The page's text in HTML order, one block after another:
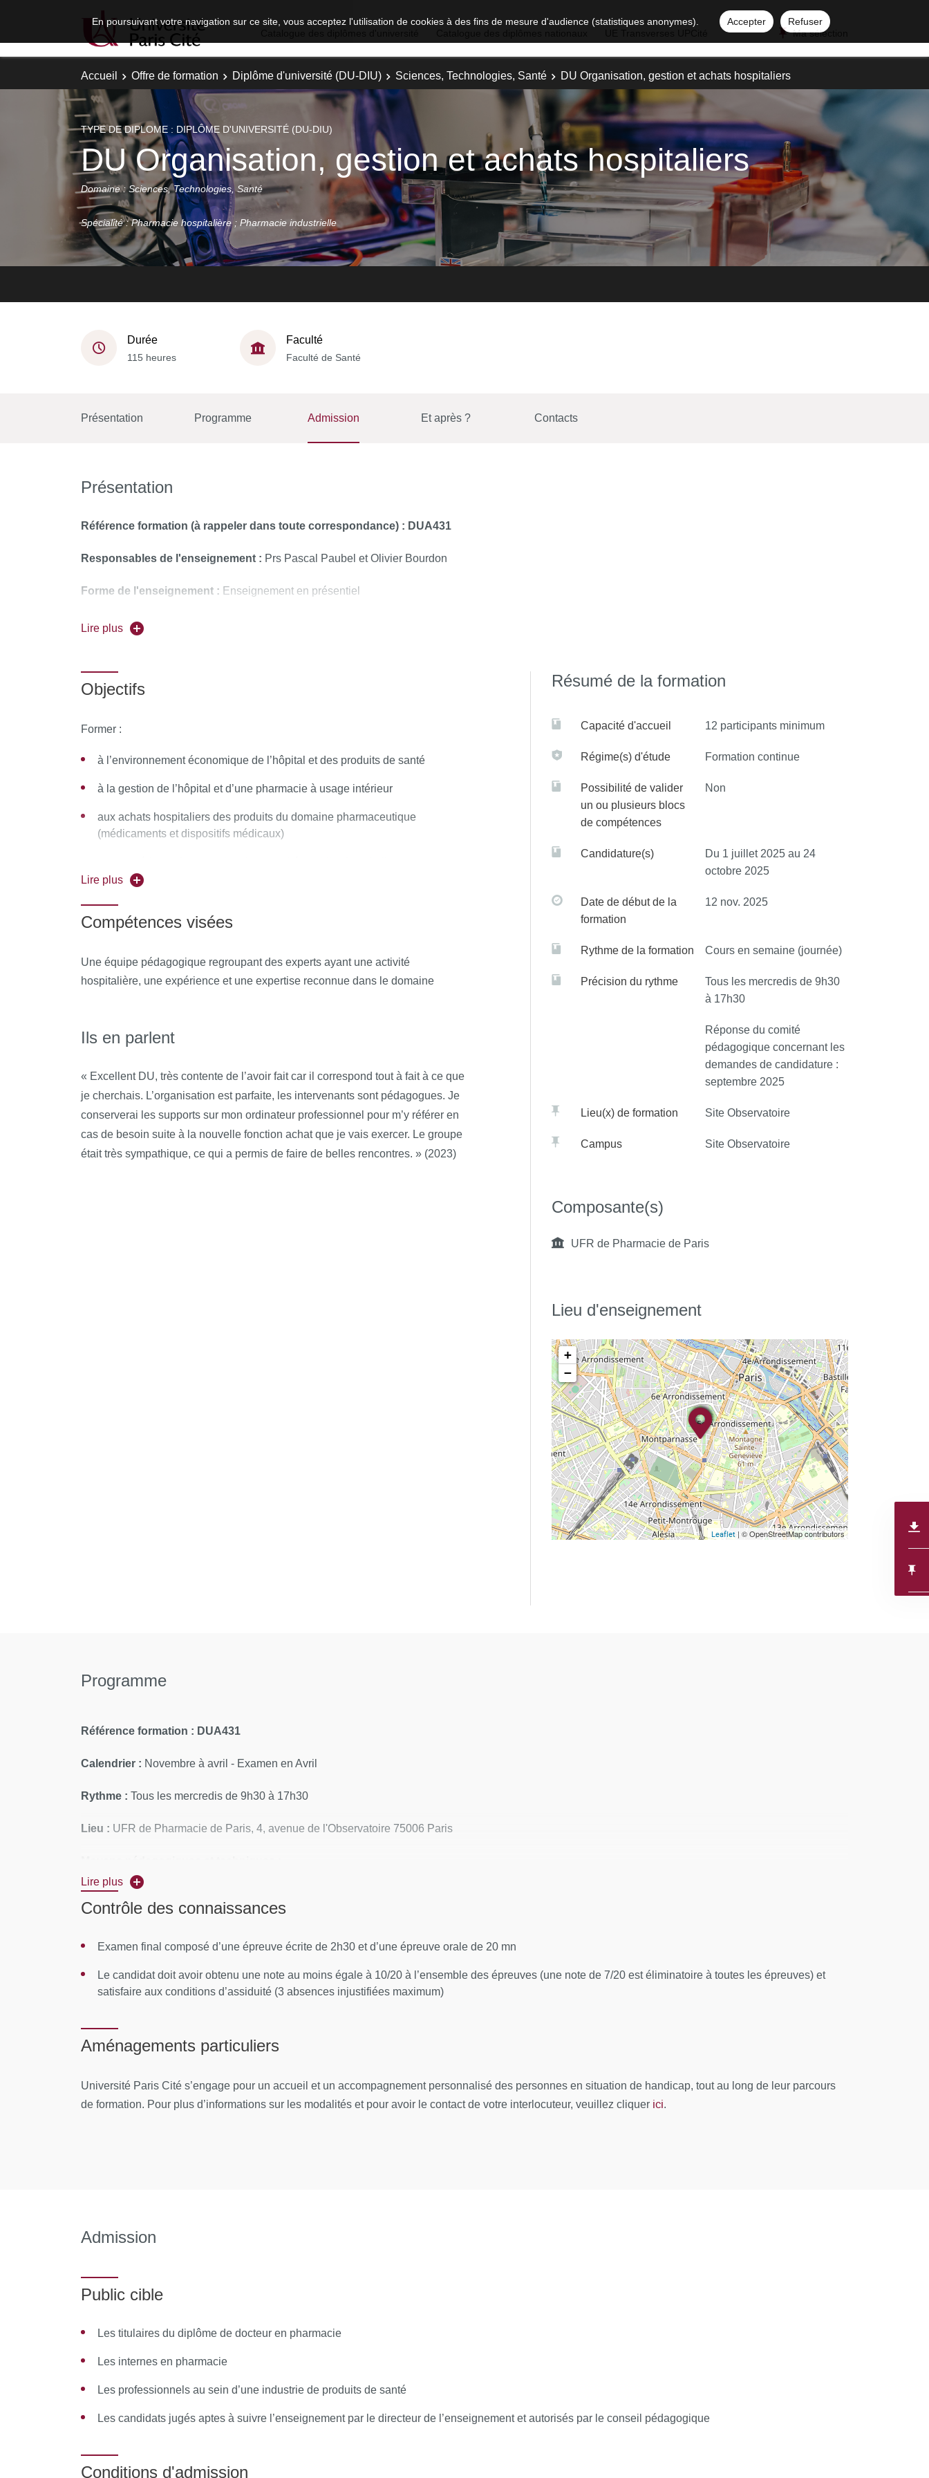
En poursuivant votre navigation sur ce site, vous acceptez l'utilisation de cookies à des fins de mesure d'audience (statistiques anonymes). Accepter
Refuser
Ma sélection
Accueil Offre de formation Diplôme d'université (DU-DIU) Sciences, Technologies, Santé DU Organisation, gestion et achats hospitaliers
TYPE DE DIPLOME : DIPLÔME D'UNIVERSITÉ (DU-DIU)
DU Organisation, gestion et achats hospitaliers
Domaine : Sciences, Technologies, Santé
Spécialité : Pharmacie hospitalière ; Pharmacie industrielle
Durée
115 heures
Faculté
Faculté de Santé
Présentation Programme Admission Et après ? Contacts
Présentation
Référence formation (à rappeler dans toute correspondance) : DUA431
Responsables de l'enseignement : Prs Pascal Paubel et Olivier Bourdon
Forme de l'enseignement : Enseignement en présentiel
Pour vous inscrire, déposez votre candidature sur C@nditOnLine
Lire plus
Objectifs
Former :
à l’environnement économique de l’hôpital et des produits de santé
à la gestion de l’hôpital et d’une pharmacie à usage intérieur
aux achats hospitaliers des produits du domaine pharmaceutique
(médicaments et dispositifs médicaux)
Lire plus
Compétences visées
Une équipe pédagogique regroupant des experts ayant une activité
hospitalière, une expérience et une expertise reconnue dans le domaine
Ils en parlent
« Excellent DU, très contente de l’avoir fait car il correspond tout à fait à ce que
je cherchais. L’organisation est parfaite, les intervenants sont pédagogues. Je
conserverai les supports sur mon ordinateur professionnel pour m’y référer en
cas de besoin suite à la nouvelle fonction achat que je vais exercer. Le groupe
était très sympathique, ce qui a permis de faire de belles rencontres. » (2023)
Résumé de la formation
Capacité d'accueil 12 participants minimum
Régime(s) d'étude Formation continue
Possibilité de valider
un ou plusieurs blocs
de compétences
Non
Candidature(s)
Du 1 juillet 2025 au 24
octobre 2025
Date de début de la
formation
12 nov. 2025
Rythme de la formation Cours en semaine (journée)
Précision du rythme
Tous les mercredis de 9h30
à 17h30
Réponse du comité
pédagogique concernant les
demandes de candidature :
septembre 2025
Lieu(x) de formation Site Observatoire
Campus Site Observatoire
Composante(s)
UFR de Pharmacie de Paris
Lieu d'enseignement
+
−
Leaflet | © OpenStreetMap contributors
Programme
Référence formation : DUA431
Calendrier : Novembre à avril - Examen en Avril
Rythme : Tous les mercredis de 9h30 à 17h30
Lieu : UFR de Pharmacie de Paris, 4, avenue de l'Observatoire 75006 Paris
Equipe pédagogiques :
Dahan - V. Fajolle (CAHPP) - J. Pieuchard (APHP) - P. Lesteven - H. Lemasson (BMS) - C. Borel (OMEDIT IDF) - B. Salaun (MEDCONSULT) - C. Broissand
PROGRAMME
Thèmes abordés
Évolution du système de santé
Listes des médicaments et des dispositifs médicaux facturables en sus –Contrat de bon usage des médicaments et des DM –Référentiels de bon usage
Observatoire des médicaments, des dispositifs médicaux et des innovations thérapeutiques
Achats pharmaceutiques et marchés publics : principes, procédures, groupement de commandes, dématérialisation, enchères électroniques, étude de
cas pratiques…
Marketing achats
Supply chain
Introduction aux études médico-économique
Lire plus
Contrôle des connaissances
Examen final composé d’une épreuve écrite de 2h30 et d’une épreuve orale de 20 mn
Le candidat doit avoir obtenu une note au moins égale à 10/20 à l’ensemble des épreuves (une note de 7/20 est éliminatoire à toutes les épreuves) et
satisfaire aux conditions d’assiduité (3 absences injustifiées maximum)
Aménagements particuliers
Université Paris Cité s’engage pour un accueil et un accompagnement personnalisé des personnes en situation de handicap, tout au long de leur parcours
de formation. Pour plus d’informations sur les modalités et pour avoir le contact de votre interlocuteur, veuillez cliquer ici.
Admission
Public cible
Les titulaires du diplôme de docteur en pharmacie
Les internes en pharmacie
Les professionnels au sein d’une industrie de produits de santé
Les candidats jugés aptes à suivre l’enseignement par le directeur de l’enseignement et autorisés par le conseil pédagogique
Conditions d'admission